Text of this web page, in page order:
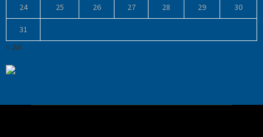
24 25 26 27 28 29 30
31
« Jul